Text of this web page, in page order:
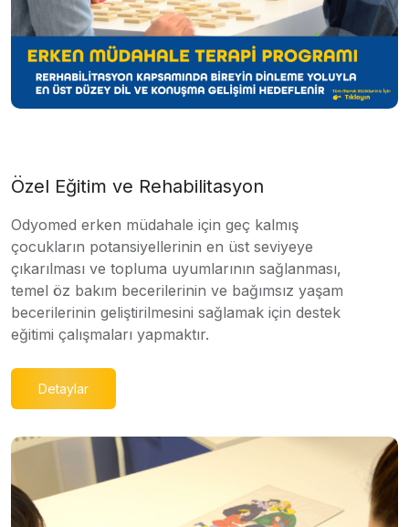
Özel Eğitim ve Rehabilitasyon
Odyomed erken müdahale için geç kalmış
çocukların potansiyellerinin en üst seviyeye
çıkarılması ve topluma uyumlarının sağlanması,
temel öz bakım becerilerinin ve bağımsız yaşam
becerilerinin geliştirilmesini sağlamak için destek
eğitimi çalışmaları yapmaktır.
Detaylar